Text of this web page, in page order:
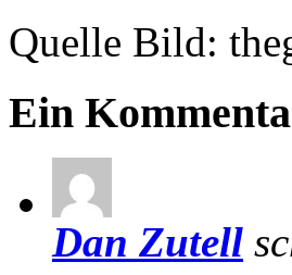
Quelle Bild:
Ein
Dan Zutell